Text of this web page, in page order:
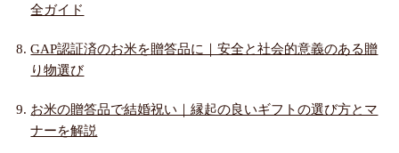
全ガイド
GAP認証済のお米を贈答品に｜安全と社会的意義のある贈
り物選び
お米の贈答品で結婚祝い｜縁起の良いギフトの選び方とマ
ナーを解説